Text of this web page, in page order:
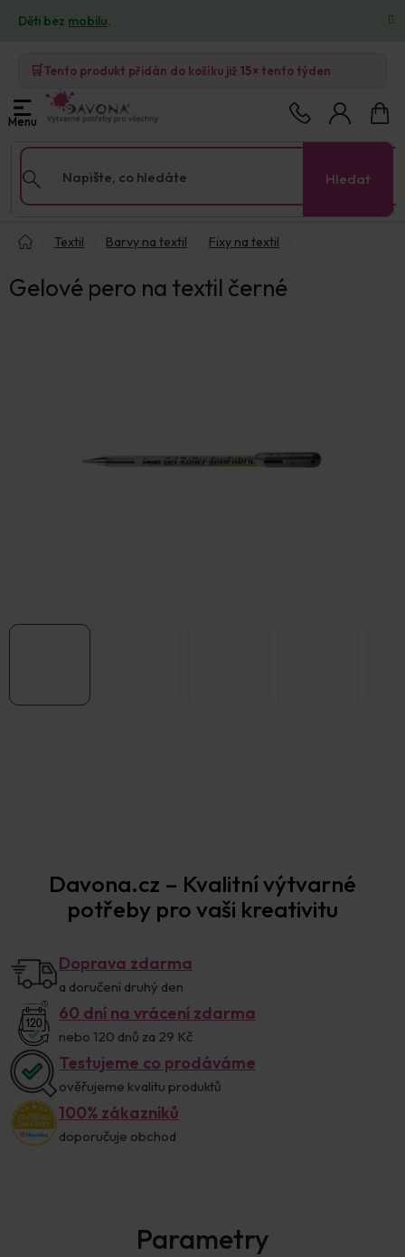
obsah
Děti bez mobilu.
🛒Tento produkt přidán do košíku již 15× tento týden
Hledat
košík
Textil
Barvy na textil Fixy na textil
Gelové pero na textil černé
Davona.cz – Kvalitní výtvarné
potřeby pro vaši kreativitu
Doprava zdarma
a doručení druhý den
60 dní na vrácení zdarma
nebo 120 dnů za 29 Kč
Testujeme co prodáváme
ověřujeme kvalitu produktů
100% zákazníků
doporučuje obchod